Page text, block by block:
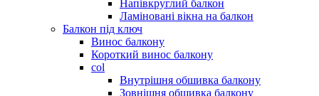
Напівкруглий балкон
Ламіновані вікна на балкон
Балкон під ключ
Винос балкону
Короткий винос балкону
col
Внутрішня обшивка балкону
Зовнішня обшивка балкону